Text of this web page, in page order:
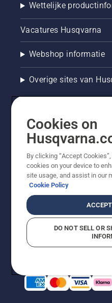
Wettelijke
Vacatures Husqvarna
Webshop informatie
Overige sites van
© Husqvarna AB (publ).
getoonde prijzen zijn
vermelde prijzen zijn
tenzij het product
Cookiebeleid
Bedrijfsgegevens
Cookies on
By clicking “Accept
cookies on your device to
site usage, and assist in our
Cookie Policy
DO NOT SELL OR